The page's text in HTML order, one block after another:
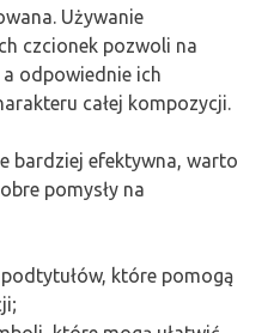
Używanie
czcionek pozwoli na
odpowiednie ich
całej kompozycji.
bardziej efektywna, warto
pomysły na
które pomogą